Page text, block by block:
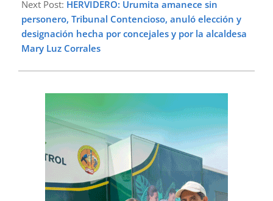
Next Post: HERVIDERO: Urumita amanece sin
personero, Tribunal Contencioso, anuló elección y
designación hecha por concejales y por la alcaldesa
Mary Luz Corrales